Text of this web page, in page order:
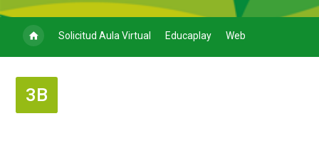
Solicitud Aula Virtual Educaplay Web
3B